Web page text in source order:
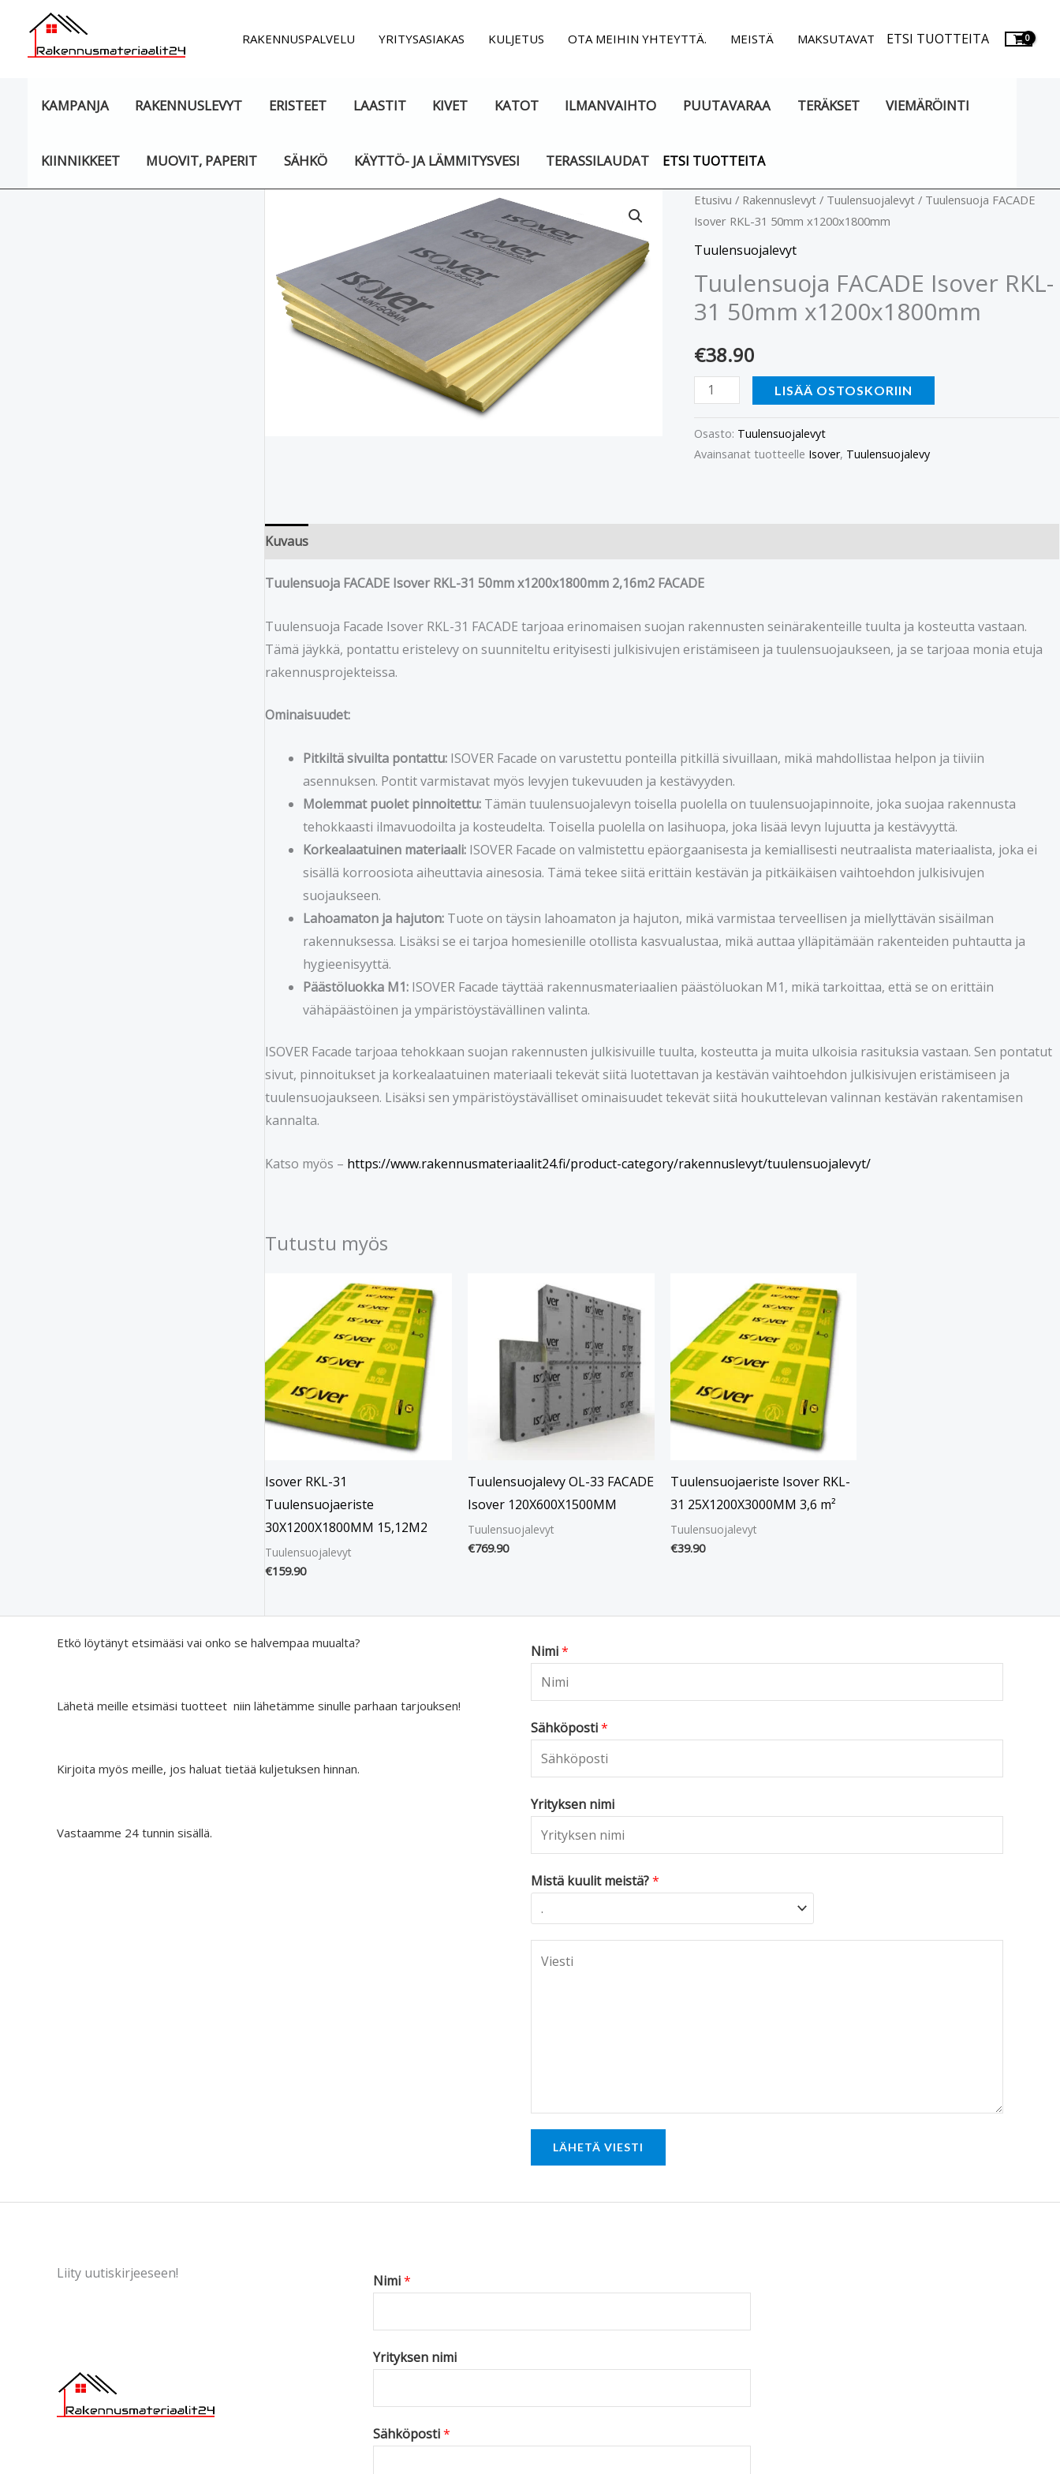
sisältöön
RAKENNUSPALVELU YRITYSASIAKAS KULJETUS OTA MEIHIN YHTEYTTÄ. MEISTÄ MAKSUTAVAT ETSI TUOTTEITA
KAMPANJA RAKENNUSLEVYT ERISTEET LAASTIT KIVET KATOT ILMANVAIHTO PUUTAVARAA TERÄKSET VIEMÄRÖINTI
KIINNIKKEET MUOVIT, PAPERIT SÄHKÖ KÄYTTÖ- JA LÄMMITYSVESI TERASSILAUDAT ETSI TUOTTEITA
Etusivu / Rakennuslevyt/ Tuulensuojalevyt/ Tuulensuoja FACADE
Isover RKL-31 50mm x1200x1800mm
Tuulensuojalevyt
Tuulensuoja FACADE Isover RKL-
31 50mm x1200x1800mm
€38.90
Tuulensuoja
FACADE
Isover
31
50mm
määrä
LISÄÄ OSTOSKORIIN
Osasto: Tuulensuojalevyt
Avainsanat tuotteelle Isover, Tuulensuojalevy
Kuvaus
Tuulensuoja FACADE Isover RKL-31 50mm x1200x1800mm 2,16m2 FACADE
Tuulensuoja Facade Isover RKL-31 FACADE tarjoaa erinomaisen suojan rakennusten seinärakenteille tuulta ja kosteutta vastaan.
Tämä jäykkä, pontattu eristelevy on suunniteltu erityisesti julkisivujen eristämiseen ja tuulensuojaukseen, ja se tarjoaa monia etuja
rakennusprojekteissa.
Ominaisuudet:
Pitkiltä sivuilta pontattu: ISOVER Facade on varustettu ponteilla pitkillä sivuillaan, mikä mahdollistaa helpon ja tiiviin
asennuksen. Pontit varmistavat myös levyjen tukevuuden ja kestävyyden.
Molemmat puolet pinnoitettu: Tämän tuulensuojalevyn toisella puolella on tuulensuojapinnoite, joka suojaa rakennusta
tehokkaasti ilmavuodoilta ja kosteudelta. Toisella puolella on lasihuopa, joka lisää levyn lujuutta ja kestävyyttä.
Korkealaatuinen materiaali: ISOVER Facade on valmistettu epäorgaanisesta ja kemiallisesti neutraalista materiaalista, joka ei
sisällä korroosiota aiheuttavia ainesosia. Tämä tekee siitä erittäin kestävän ja pitkäikäisen vaihtoehdon julkisivujen
suojaukseen.
Lahoamaton ja hajuton: Tuote on täysin lahoamaton ja hajuton, mikä varmistaa terveellisen ja miellyttävän sisäilman
rakennuksessa. Lisäksi se ei tarjoa homesienille otollista kasvualustaa, mikä auttaa ylläpitämään rakenteiden puhtautta ja
hygieenisyyttä.
Päästöluokka M1: ISOVER Facade täyttää rakennusmateriaalien päästöluokan M1, mikä tarkoittaa, että se on erittäin
vähäpäästöinen ja ympäristöystävällinen valinta.
ISOVER Facade tarjoaa tehokkaan suojan rakennusten julkisivuille tuulta, kosteutta ja muita ulkoisia rasituksia vastaan. Sen pontatut
sivut, pinnoitukset ja korkealaatuinen materiaali tekevät siitä luotettavan ja kestävän vaihtoehdon julkisivujen eristämiseen ja
tuulensuojaukseen. Lisäksi sen ympäristöystävälliset ominaisuudet tekevät siitä houkuttelevan valinnan kestävän rakentamisen
kannalta.
Katso myös – https://www.rakennusmateriaalit24.fi/product-category/rakennuslevyt/tuulensuojalevyt/
Tutustu myös
Isover RKL-31
Tuulensuojaeriste
30X1200X1800MM 15,12M2
Tuulensuojalevyt
€159.90
Tuulensuojalevy OL-33 FACADE
Isover 120X600X1500MM
Tuulensuojalevyt
€769.90
Tuulensuojaeriste Isover RKL-
31 25X1200X3000MM 3,6 m²
Tuulensuojalevyt
€39.90
Etkö löytänyt etsimääsi vai onko se halvempaa muualta?
Lähetä meille etsimäsi tuotteet niin lähetämme sinulle parhaan tarjouksen!
Kirjoita myös meille, jos haluat tietää kuljetuksen hinnan.
Vastaamme 24 tunnin sisällä.
Nimi*
Sähköposti*
Yrityksen nimi
Mistä kuulit meistä?*
o
r
s
e
LÄHETÄ VIESTI
Liity uutiskirjeeseen! Nimi*
Yrityksen nimi
Sähköposti*